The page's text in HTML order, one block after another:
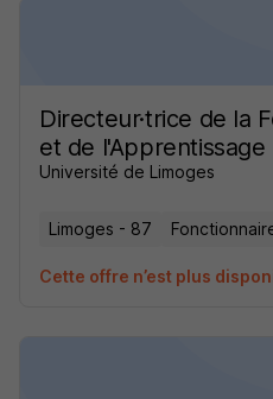
Directeur·trice de la
et de l'Apprentissage
Université de Limoges
Limoges - 87
Cette offre n’est plus